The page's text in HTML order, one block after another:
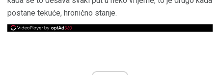
postane tekuće, hronično stanje.